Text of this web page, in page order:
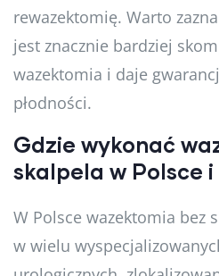
rewazektomię. Warto
jest znacznie bardziej
wazektomia i daje
płodności.
Gdzie wykonać
skalpela w Polsce
W Polsce wazektomia bez
w wielu